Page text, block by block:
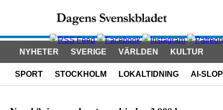
NYHETER SVERIGE VÄRLDEN KULTUR
SPORT STOCKHOLM LOKALTIDNING AI-SLOP